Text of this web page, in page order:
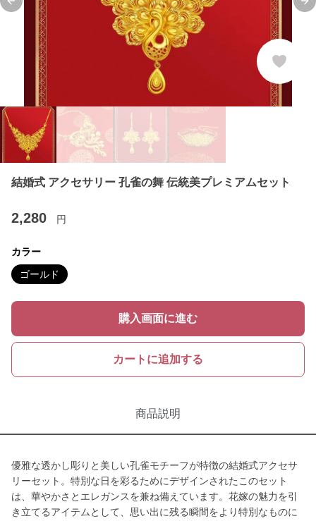
Previous slide
結婚式 アクセサリー 孔雀の舞 伝統美プレミアムセット
2,280 円
カラー
ゴールド
購入画面に進む
カートに追加する
商品説明
優雅な透かし彫りと美しい孔雀モチーフが特徴の結婚式アクセサ
リーセット。特別な日を彩るためにデザインされたこのセット
は、華やかさとエレガンスを兼ね備えています。花嫁の魅力を引
き立てるアイテムとして、思い出に残る瞬間をより特別なものに